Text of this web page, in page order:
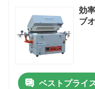
効
ブ
ベストプライ